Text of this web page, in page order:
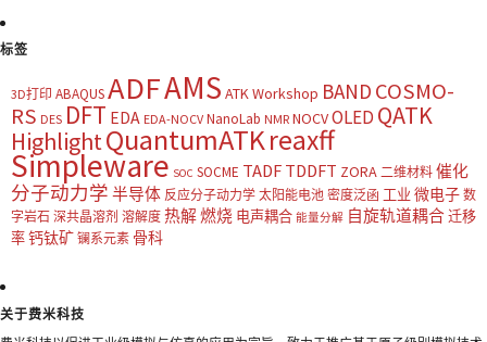
标签
3D打印 ABAQUSADFAMS ATK Workshop BAND COSMO-
RS DES DFT EDA EDA-NOCV NanoLab NMR NOCVOLED QATK
HighlightQuantumATKreaxff
Simpleware SOC SOCME TADF TDDFT ZORA 二维材料 催化
分子动力学 半导体 反应分子动力学 太阳能电池 密度泛函 工业 微电子 数
字岩石 深共晶溶剂 溶解度 热解燃烧 电声耦合 能量分解 自旋轨道耦合迁移
率钙钛矿 镧系元素 骨科
关于费米科技